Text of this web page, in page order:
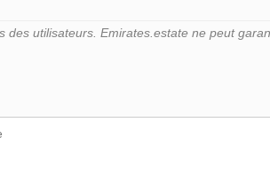
utilisateurs. Emirates.estate ne peut